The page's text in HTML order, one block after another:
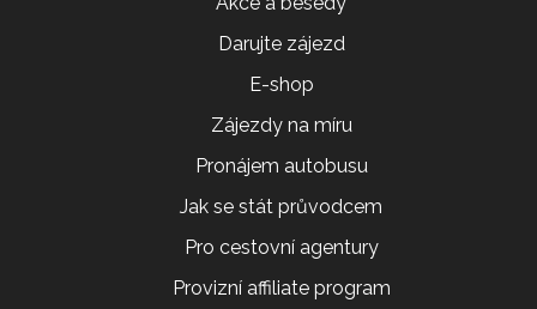
Darujte zájezd
E-shop
Zájezdy na míru
Pronájem autobusu
Jak se stát průvodcem
Pro cestovní agentury
Provizní affiliate program